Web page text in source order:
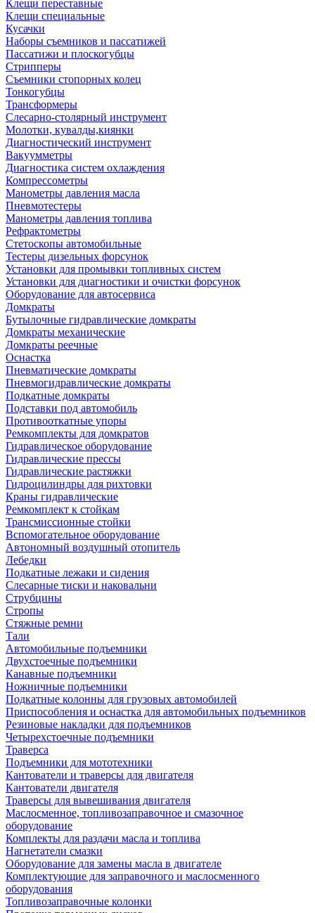
Клещи переставные
Клещи специальные
Кусачки
Наборы съемников и пассатижей
Пассатижи и плоскогубцы
Стрипперы
Съемники стопорных колец
Тонкогубцы
Трансформеры
Слесарно-столярный инструмент
Молотки, кувалды,киянки
Диагностический инструмент
Вакуумметры
Диагностика систем охлаждения
Компрессометры
Манометры давления масла
Пневмотестеры
Манометры давления топлива
Рефрактометры
Стетоскопы автомобильные
Тестеры дизельных форсунок
Установки для промывки топливных систем
Установки для диагностики и очистки форсунок
Оборудование для автосервиса
Домкраты
Бутылочные гидравлические домкраты
Домкраты механические
Домкраты реечные
Оснастка
Пневматические домкраты
Пневмогидравлические домкраты
Подкатные домкраты
Подставки под автомобиль
Противооткатные упоры
Ремкомплекты для домкратов
Гидравлическое оборудование
Гидравлические прессы
Гидравлические растяжки
Гидроцилиндры для рихтовки
Краны гидравлические
Ремкомплект к стойкам
Трансмиссионные стойки
Вспомогательное оборудование
Автономный воздушный отопитель
Лебедки
Подкатные лежаки и сидения
Слесарные тиски и наковальни
Струбцины
Стропы
Стяжные ремни
Тали
Автомобильные подъемники
Двухстоечные подъемники
Канавные подъемники
Ножничные подъемники
Подкатные колонны для грузовых автомобилей
Приспособления и оснастка для автомобильных подъемников
Резиновые накладки для подъемников
Четырехстоечные подъемники
Траверса
Подъемники для мототехники
Кантователи и траверсы для двигателя
Кантователи двигателя
Траверсы для вывешивания двигателя
Маслосменное, топливозаправочное и смазочное
оборудование
Комплекты для раздачи масла и топлива
Нагнетатели смазки
Оборудование для замены масла в двигателе
Комплектующие для заправочного и маслосменного
оборудования
Топливозаправочные колонки